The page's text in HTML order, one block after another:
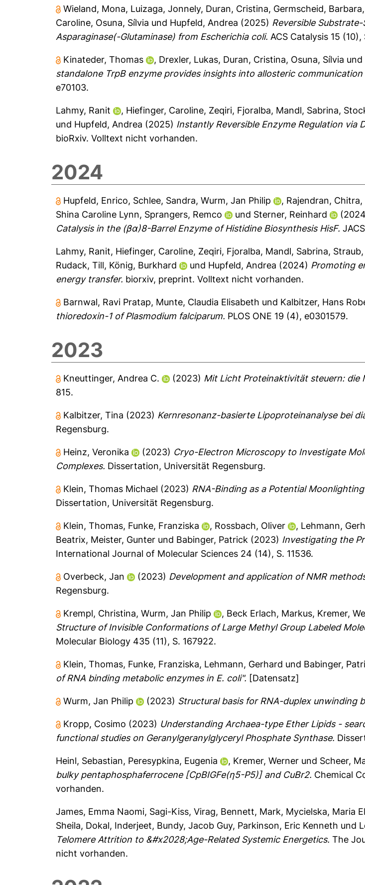
Wieland, Mona, Luizaga, Jonnely, Duran, Cristina, Germscheid, Barbara,
Caroline, Osuna, Sílvia und Hupfeld, Andrea (2025) Reversible
Asparaginase(-Glutaminase) from Escherichia coli. ACS Catalysis 15
Kinateder, Thomas , Drexler, Lukas, Duran, Cristina, Osuna, Sílvia und
standalone TrpB enzyme provides insights into allosteric
e70103.
Lahmy, Ranit , Hiefinger, Caroline, Zeqiri, Fjoralba, Mandl, Sabrina,
und Hupfeld, Andrea (2025) Instantly Reversible Enzyme Regulation
bioRxiv.Volltext nicht vorhanden.
2024
Hupfeld, Enrico, Schlee, Sandra,Wurm, Jan Philip , Rajendran, Chitra,
Shina Caroline Lynn, Sprangers, Remco und Sterner, Reinhard
Catalysis in the (βα)8-Barrel Enzyme of Histidine Biosynthesis HisF.
Lahmy, Ranit, Hiefinger, Caroline, Zeqiri, Fjoralba, Mandl, Sabrina,
Rudack, Till, König, Burkhard und Hupfeld, Andrea (2024) Promoting
energy transfer. biorxiv, preprint.Volltext nicht vorhanden.
Barnwal, Ravi Pratap, Munte, Claudia Elisabeth und Kalbitzer, Hans
thioredoxin-1 of Plasmodium falciparum. PLOS ONE 19 (4), e0301579.
2023
Kneuttinger, Andrea C. (2023) Mit Licht Proteinaktivität steuern: die
815.
Kalbitzer, Tina (2023) Kernresonanz-basierte Lipoproteinanalyse bei
Regensburg.
Heinz, Veronika (2023) Cryo-Electron Microscopy to Investigate
Complexes. Dissertation, Universität Regensburg.
Klein, Thomas Michael (2023) RNA-Binding as a Potential
Dissertation, Universität Regensburg.
Klein, Thomas, Funke, Franziska , Rossbach, Oliver , Lehmann,
Beatrix, Meister, Gunter und Babinger, Patrick (2023) Investigating the
International Journal of Molecular Sciences 24 (14), S. 11536.
Overbeck, Jan (2023) Development and application of NMR
Regensburg.
Krempl, Christina,Wurm, Jan Philip , Beck Erlach, Markus, Kremer,
Structure of Invisible Conformations of Large Methyl Group Labeled
Molecular Biology 435 (11), S. 167922.
Klein, Thomas, Funke, Franziska, Lehmann, Gerhard und Babinger,
of RNA binding metabolic enzymes in E. coli". [Datensatz]
Wurm, Jan Philip (2023) Structural basis for RNA-duplex unwinding
Kropp, Cosimo (2023) Understanding Archaea-type Ether Lipids -
functional studies on Geranylgeranylglyceryl Phosphate Synthase.
Heinl, Sebastian, Peresypkina, Eugenia , Kremer, Werner und Scheer,
bulky pentaphosphaferrocene [CpBIGFe(η5-P5)] and CuBr2. Chemical
vorhanden.
James, Emma Naomi, Sagi-Kiss, Virag, Bennett, Mark, Mycielska, Maria
Sheila, Dokal, Inderjeet, Bundy, Jacob Guy, Parkinson, Eric Kenneth und
Telomere Attrition to &#x2028;Age-Related Systemic Energetics. The
nicht vorhanden.